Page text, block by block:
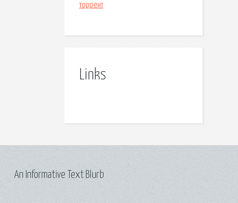
торрент
Links
An Informative Text Blurb